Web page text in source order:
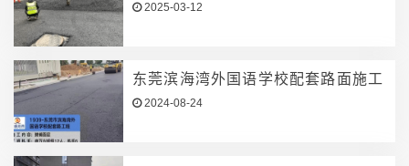
2025-03-12
东莞滨海湾外国语学校配套路面施工
2024-08-24